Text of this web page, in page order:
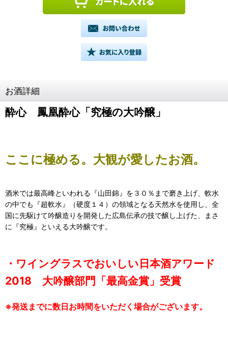
お酒詳細
酔心 鳳凰酔心「究極の大吟醸」
ここに極める。大観が愛したお酒。
酒米では最高峰といわれる『山田錦』を３０％まで磨き上げ、軟水
の中でも『超軟水』（硬度１４）の領域となる天然水を使用し、全
国に先駆けて吟醸造りを開発した広島伝承の技で醸し上げた、まさ
に『究極』といえる大吟醸です。
・ワイングラスでおいしい日本酒アワード
2018 大吟醸部門「最高金賞」受賞
※発送までに数日お時間をいただく場合がございます。